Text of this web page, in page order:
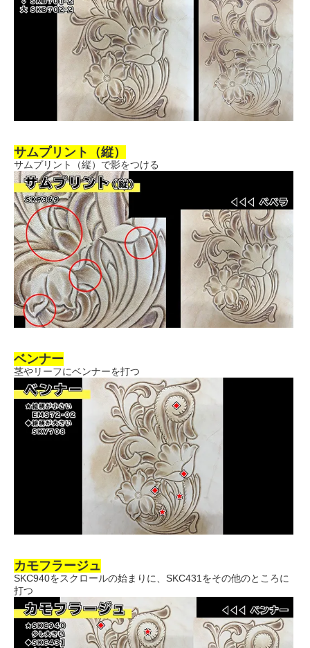
サムプリント（縦）
サムプリント（縦）で影をつける
ベンナー
茎やリーフにベンナーを打つ
カモフラージュ
SKC940をスクロールの始まりに、SKC431をその他のところに
打つ